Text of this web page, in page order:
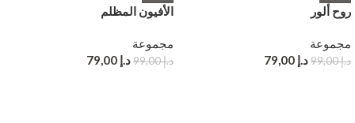
روح ألور
مجموعة
د.إ99,00 د.إ
الأفيون المظلم
مجموعة
د.إ99,00 د.إ